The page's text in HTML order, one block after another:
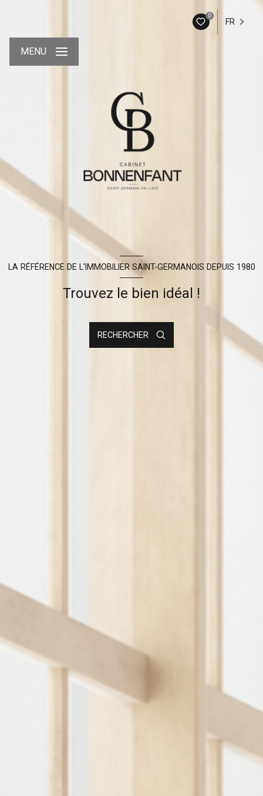
0
FR
MENU
LA RÉFÉRENCE DE L'IMMOBILIER SAINT-GERMANOIS DEPUIS 1980
Trouvez le bien idéal !
RECHERCHER